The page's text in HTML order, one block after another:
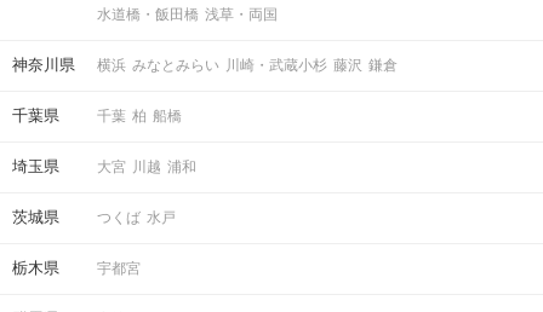
水道橋・飯田橋 浅草・両国
神奈川県 横浜 みなとみらい 川崎・武蔵小杉 藤沢 鎌倉
千葉県 千葉 柏 船橋
埼玉県 大宮 川越 浦和
茨城県 つくば 水戸
栃木県 宇都宮